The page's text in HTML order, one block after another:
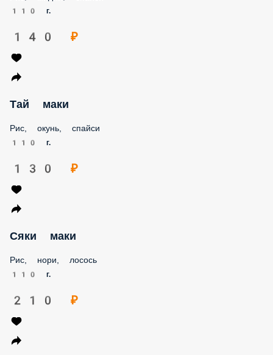
110 г.
140 ₽
Тай маки
Рис, окунь, спайси
110 г.
130 ₽
Сяки маки
Рис, нори, лосось
110 г.
210 ₽